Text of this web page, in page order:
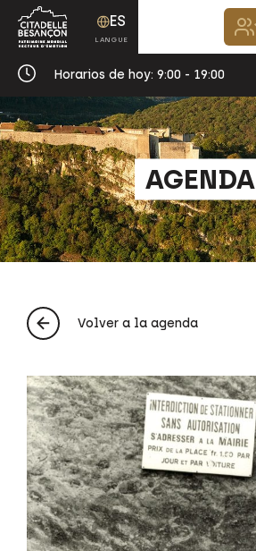
Horarios de hoy: 9:00 - 19:00
ES
AGENDA
Volver a la agenda